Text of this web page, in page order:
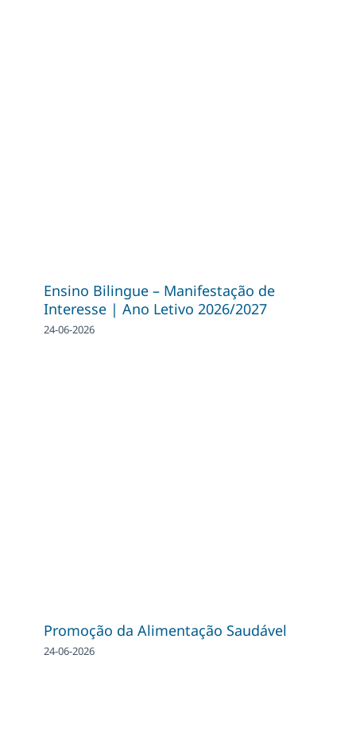
Ensino Bilingue – Manifestação de
Interesse | Ano Letivo 2026/2027
24-06-2026
Promoção da Alimentação Saudável
24-06-2026